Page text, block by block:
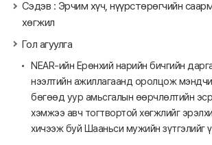
Сэдэв : Эрчим хүч, нүүрстөрөгчийн
хөгжил
Гол агуулга
NEAR-ийн Ерөнхий нарийн бичгийн
нээлтийн ажиллагаанд оролцож
бөгөөд уур амьсгалын өөрчлөлтийн
хэмжээ авч тогтвортой хөгжлийг
хичээж буй Шааньси мужийн зүтгэлийг